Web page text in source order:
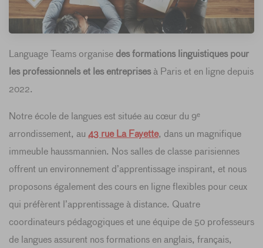
Language Teams organise des formations linguistiques pour
les professionnels et les entreprisesà Paris et en ligne depuis
2022.
Notre école de langues est située au cœur du 9ᵉ
arrondissement, au 43 rue La Fayette, dans un magnifique
immeuble haussmannien. Nos salles de classe parisiennes
offrent un environnement d’apprentissage inspirant, et nous
proposons également des cours en ligne flexibles pour ceux
qui préfèrent l’apprentissage à distance. Quatre
coordinateurs pédagogiques et une équipe de 50 professeurs
de langues assurent nos formations en anglais, français,